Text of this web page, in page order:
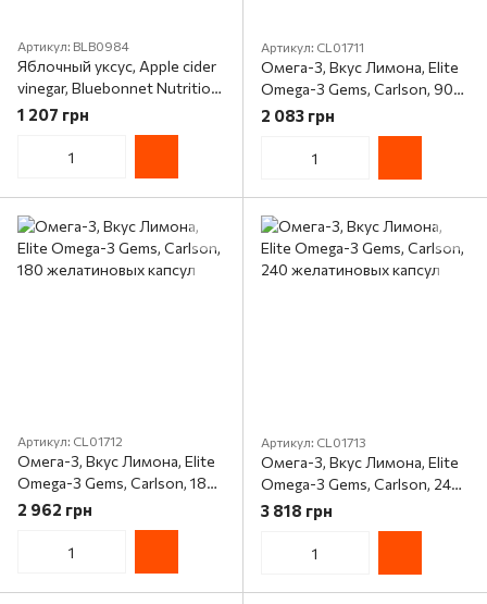
Артикул: BLB0984
Яблочный уксус, Apple cider
vinegar, Bluebonnet Nutrition,
120 вегетарианских капсул
1 207 грн
Артикул: CL01711
Омега-3, Вкус Лимона, Elite
Omega-3 Gems, Carlson, 90
желатиновых капсул
2 083 грн
Артикул: CL01712
Омега-3, Вкус Лимона, Elite
Omega-3 Gems, Carlson, 180
желатиновых капсул
2 962 грн
Артикул: CL01713
Омега-3, Вкус Лимона, Elite
Omega-3 Gems, Carlson, 240
желатиновых капсул
3 818 грн